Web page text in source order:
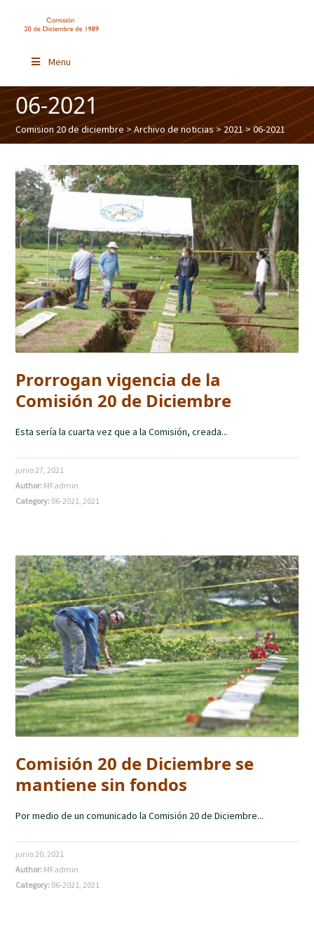
Menu
06-2021
Comision 20 de diciembre >Archivo de noticias>2021> 06-2021
Prorrogan vigencia de la
Comisión 20 de Diciembre
Esta sería la cuarta vez que a la Comisión, creada...
junio 27, 2021
Author: MFadmin
Category: 06-2021,2021
Comisión 20 de Diciembre se
mantiene sin fondos
Por medio de un comunicado la Comisión 20 de Diciembre...
junio 20, 2021
Author: MFadmin
Category: 06-2021 ,2021